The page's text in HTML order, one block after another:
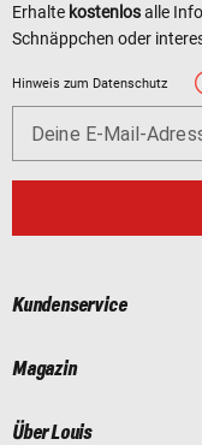
Erhalte kostenlosalle
Schnäppchen oder
Hinweis zum Datenschutz
Deine E-Mail-
Kundenservice
Magazin
Über Louis